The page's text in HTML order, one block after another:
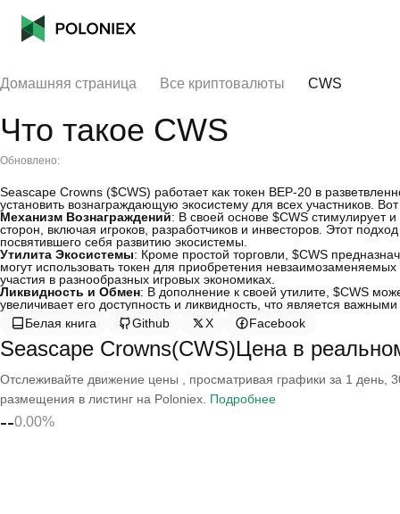
Домашняя страница Все криптовалюты CWS
Что такое CWS
Обновлено:
Seascape Crowns ($CWS) работает как токен BEP-20 в
установить вознаграждающую экосистему для всех участников.
Механизм Вознаграждений: В своей основе $CWS стимулирует
сторон, включая игроков, разработчиков и инвесторов. Этот
посвятившего себя развитию экосистемы.
Утилита Экосистемы: Кроме простой торговли, $CWS
могут использовать токен для приобретения
участия в разнообразных игровых экономиках.
Ликвидность и Обмен: В дополнение к своей утилите, $CWS
увеличивает его доступность и ликвидность, что является
Белая книга
Github X Facebook
Seascape Crowns(CWS)Цена в
Отслеживайте движение цены , просматривая графики за 1 день,
размещения в листинг на Poloniex. Подробнее
--0.00%